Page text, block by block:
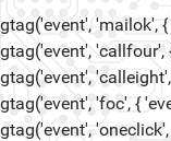
gtag('event', 'mailok',
gtag('event', 'callfour',
gtag('event',
gtag('event', 'foc', {
gtag('event',